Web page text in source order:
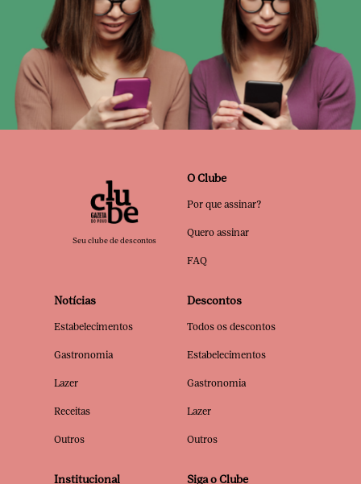
Seu clube de descontos
O Clube
Por que assinar?
Quero assinar
FAQ
Notícias
Estabelecimentos
Gastronomia
Lazer
Receitas
Outros
Descontos
Todos os descontos
Estabelecimentos
Gastronomia
Lazer
Outros
Institucional Siga o Clube